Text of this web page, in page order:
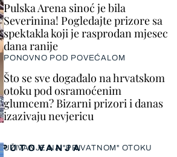
Pulska Arena sinoć je bila
Severinina! Pogledajte prizore sa
spektakla koji je rasprodan mjesec
dana ranije
PONOVNO POD POVEĆALOM
Što se sve događalo na hrvatskom
otoku pod osramoćenim
glumcem? Bizarni prizori i danas
izazivaju nevjericu
PUTOVANJA
UŽIVANJE NA "PRIVATNOM" OTOKU